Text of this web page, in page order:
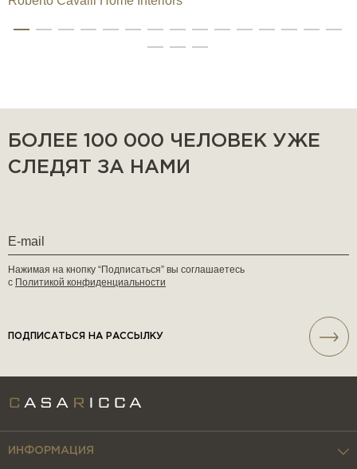
БОЛЕЕ 100 000 ЧЕЛОВЕК УЖЕ
СЛЕДЯТ ЗА НАМИ
Нажимая на кнопку “Подписаться” вы соглашаетесь
с Политикой конфиденциальности
ПОДПИСАТЬСЯ НА РАССЫЛКУ
ИНФОРМАЦИЯ